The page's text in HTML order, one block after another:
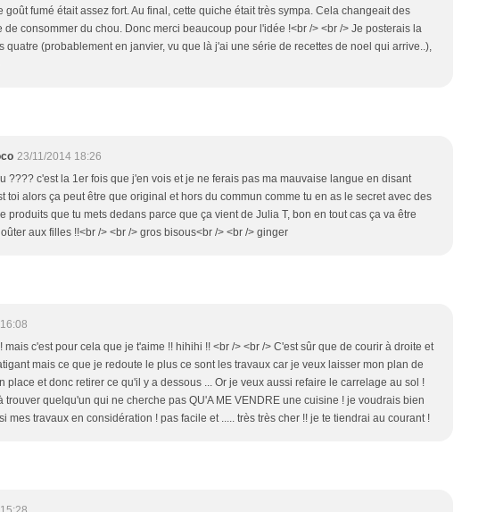
goût fumé était assez fort. Au final, cette quiche était très sympa. Cela changeait des
de consommer du chou. Donc merci beaucoup pour l'idée !<br /> <br /> Je posterais la
quatre (probablement en janvier, vu que là j'ai une série de recettes de noel qui arrive..),
23/11/2014 18:26
???? c'est la 1er fois que j'en vois et je ne ferais pas ma mauvaise langue en disant
toi alors ça peut être que original et hors du commun comme tu en as le secret avec des
produits que tu mets dedans parce que ça vient de Julia T, bon en tout cas ça va être
aux filles !!<br /> <br /> gros bisous<br /> <br /> ginger
mais c'est pour cela que je t'aime !! hihihi !! <br /> <br /> C'est sûr que de courir à droite et
mais ce que je redoute le plus ce sont les travaux car je veux laisser mon plan de
place et donc retirer ce qu'il y a dessous ... Or je veux aussi refaire le carrelage au sol !
trouver quelqu'un qui ne cherche pas QU'A ME VENDRE une cuisine ! je voudrais bien
mes travaux en considération ! pas facile et ..... très très cher !! je te tiendrai au courant !